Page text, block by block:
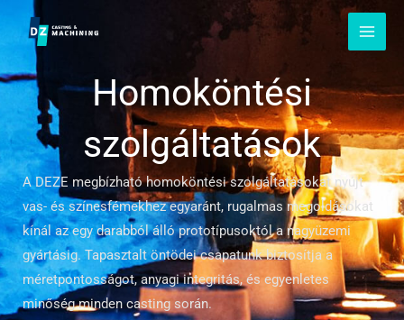
Ugorjon
tartalomra
Homoköntési
szolgáltatások
A DEZE megbízható homoköntési szolgáltatásokat nyújt
vas- és színesfémekhez egyaránt, rugalmas megoldásokat
kínál az egy darabból álló prototípusoktól a nagyüzemi
gyártásig. Tapasztalt öntödei csapatunk biztosítja a
méretpontosságot, anyagi integritás, és egyenletes
minőség minden casting során.